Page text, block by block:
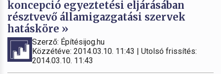
koncepció egyeztetési eljárásában
résztvevő államigazgatási szervek
hatásköre »
Szerző: Építésijog.hu
Közzétéve: 2014.03.10. 11:43 | Utolsó frissítés:
2014.03.10. 11:43